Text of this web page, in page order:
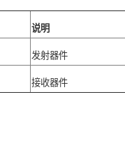
说明
发射器件
接收器件